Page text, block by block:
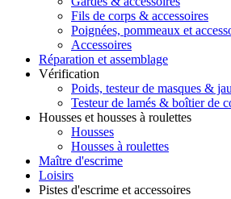
Fils de corps & accessoires
Poignées, pommeaux et
Accessoires
Réparation et assemblage
Vérification
Poids, testeur de masques &
Testeur de lamés & boîtier de
Housses et housses à roulettes
Housses
Housses à roulettes
Maître d'escrime
Loisirs
Pistes d'escrime et accessoires